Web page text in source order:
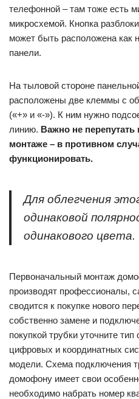
телефонной – там тоже есть
микросхемой. Кнопка
может быть расположена как
панели.
На тыловой стороне
расположены две клеммы с
(«+» и «-»). К ним нужно
линию. Важно не
монтаже – в противном
функционировать.
Для облегчения
одинаковой
одинакового цвета.
Первоначальный монтаж
производят профессионалы,
сводится к покупке нового
собственно замене и
покупкой трубки уточните
цифровых и координатных
модели. Схема подключения
домофону имеет свои
необходимо набрать номер